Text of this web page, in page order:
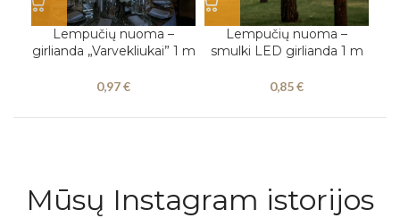
Lempučių nuoma –
girlianda „Varvekliukai” 1 m
0,97€
Lempučių nuoma –
smulki LED girlianda 1 m
0,85€
Mūsų Instagram istorijos